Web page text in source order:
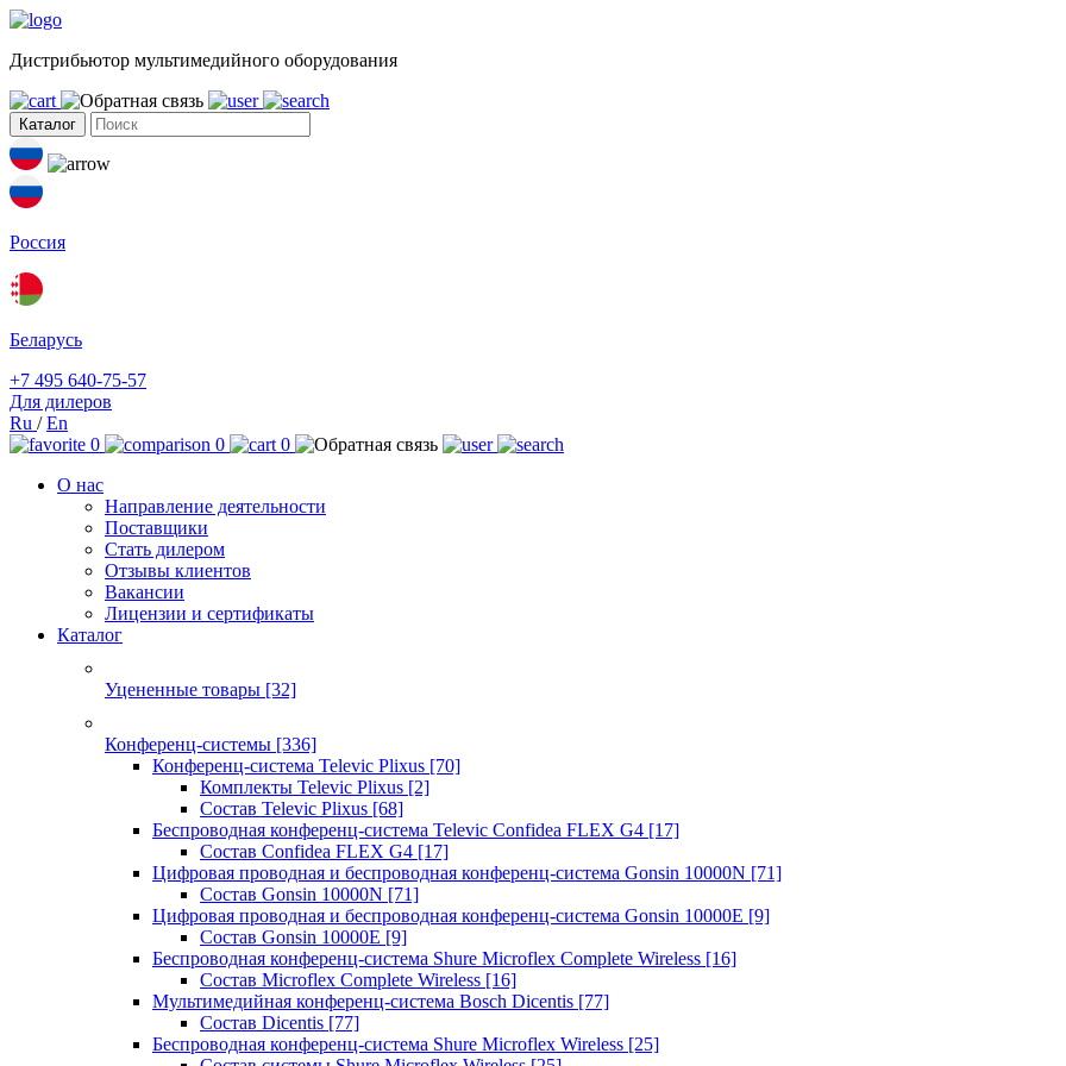
Дистрибьютор мультимедийного оборудования
Каталог
Россия
Беларусь
+7 495 640-75-57
Для дилеров
Ru /En
0
0
0
О нас
Направление деятельности
Поставщики
Стать дилером
Отзывы клиентов
Вакансии
Лицензии и сертификаты
Каталог
Уцененные товары [32]
Конференц-системы [336]
Конференц-система Televic Plixus [70]
Комплекты Televic Plixus [2]
Состав Televic Plixus [68]
Беспроводная конференц-система Televic Confidea FLEX G4 [17]
Состав Confidea FLEX G4 [17]
Цифровая проводная и беспроводная конференц-система Gonsin 10000N [71]
Состав Gonsin 10000N [71]
Цифровая проводная и беспроводная конференц-система Gonsin 10000E [9]
Состав Gonsin 10000E [9]
Беспроводная конференц-система Shure Microflex Complete Wireless [16]
Состав Microflex Complete Wireless [16]
Мультимедийная конференц-система Bosch Dicentis [77]
Состав Dicentis [77]
Беспроводная конференц-система Shure Microflex Wireless [25]